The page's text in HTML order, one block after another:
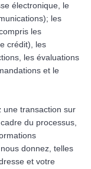
électronique, le
les
les
crédit), les
les évaluations
et le
une transaction sur
du processus,
donnez, telles
et votre